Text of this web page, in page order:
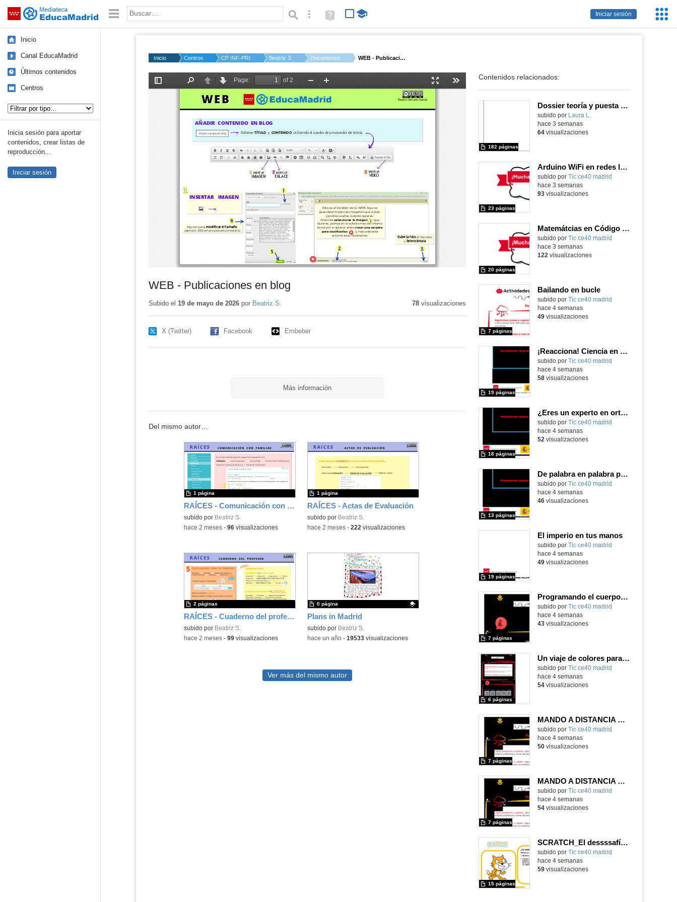
Saltar navegación
Iniciar sesión
Palabra o frase: Búsqueda avanzada
Ayuda
(en
Inicio
Canal EducaMadrid
Últimos contenidos
Centros
Inicia sesión para aportar
contenidos, crear listas de
reproducción...
Iniciar sesión
Inicio Centros CP INF-PRI ANDRES SE...
Beatriz S. Documentos WEB - Publicaciones ...
WEB - Publicaciones en blog
Subido el 19 de mayo de 2026por Beatriz S. 78visualizaciones
X (Twitter) Facebook Embeber
Más información
Del mismo autor…
RAÍCES - Comunicación con familias
subido por Beatriz S.
1 página
-hace 2 meses- 96visualizaciones
RAÍCES - Actas de Evaluación
subido por Beatriz S.
1 página
-hace 2 meses- 222 visualizaciones
RAÍCES - Cuaderno del profesor
subido por Beatriz S.
2 páginas
-hace 2 meses- 99visualizaciones
Plans in Madrid
Contenido educativo.
subido por Beatriz S.
0 página
-hace un año- 19533visualizaciones
Ver más del mismo autor
Contenidos relacionados:
Dossier teoría y puesta en práctica Äprendizaje Basado en Juegos en Educación Infantil y Primaria
Contenido educativo.
subido por Laura L.
182 páginas
hace 3 semanas
64visualizaciones
Arduino WiFi en redes locales
Contenido educativo.
subido por Tic ce40 madrid
23 páginas
hace 3 semanas
93visualizaciones
Matemátcias en Código Escuela 4.0
Contenido educativo.
subido por Tic ce40 madrid
20 páginas
hace 3 semanas
122 visualizaciones
Bailando en bucle
subido por Tic ce40 madrid
7 páginas
hace 4 semanas
49visualizaciones
¡Reacciona! Ciencia en movimiento con micro:bit y Maqueen
subido por Tic ce40 madrid
19 páginas
hace 4 semanas
58visualizaciones
¿Eres un experto en ortografía?
subido por Tic ce40 madrid
18 páginas
hace 4 semanas
52 visualizaciones
De palabra en palabra por la placa Micro:Bit
subido por Tic ce40 madrid
13 páginas
hace 4 semanas
46visualizaciones
El imperio en tus manos
subido por Tic ce40 madrid
19 páginas
hace 4 semanas
49visualizaciones
Programando el cuerpo en Movimiento
subido por Tic ce40 madrid
7 páginas
hace 4 semanas
43visualizaciones
Un viaje de colores para la cabeza de Robix
subido por Tic ce40 madrid
6 páginas
hace 4 semanas
54visualizaciones
MANDO A DISTANCIA EN 3º CICLO DE PRIMARIA
subido por Tic ce40 madrid
7 páginas
hace 4 semanas
50visualizaciones
MANDO A DISTANCIA EN 2º CICLO DE PRIMARIA
subido por Tic ce40 madrid
7 páginas
hace 4 semanas
54visualizaciones
SCRATCH_El dessssafío de la sssserpiente
subido por Tic ce40 madrid
15 páginas
hace 4 semanas
59visualizaciones